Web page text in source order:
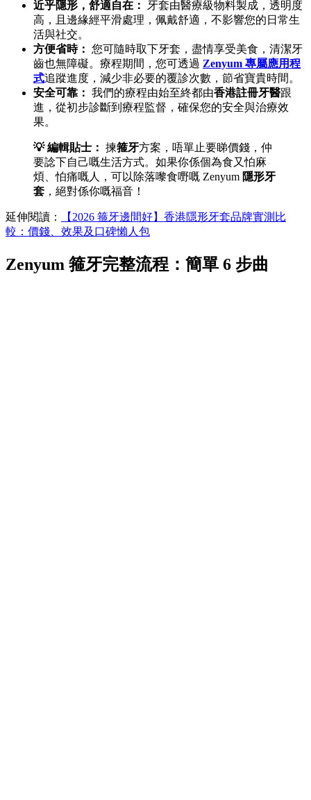
近乎隱形，舒適自在：
牙套由醫療級物料製成，透明度
高，且邊緣經平滑處理，佩戴舒適，不影響您的日常生
活與社交。
方便省時： 您可隨時取下牙套，盡情享受美食，清潔牙
齒也無障礙。療程期間，您可透過 Zenyum 專屬應用程
式追蹤進度，減少非必要的覆診次數，節省寶貴時間。
安全可靠： 我們的療程由始至終都由香港註冊牙醫跟
進，從初步診斷到療程監督，確保您的安全與治療效
果。
💡 編輯貼士： 揀箍牙方案，唔單止要睇價錢，仲
要諗下自己嘅生活方式。如果你係個為食又怕麻
煩、怕痛嘅人，可以除落嚟食嘢嘅 Zenyum 隱形牙
套 ，絕對係你嘅福音！
延伸閱讀：
【2026 箍牙邊間好】香港隱形牙套品牌實測比
較：價錢、效果及口碑懶人包
Zenyum 箍牙完整流程：簡單 6 步曲